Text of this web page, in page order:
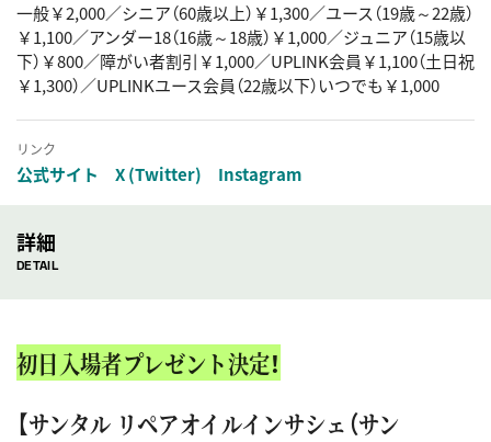
一般￥2,000／シニア（60歳以上）￥1,300／ユース（19歳～22歳）
￥1,100／アンダー18（16歳～18歳）￥1,000／ジュニア（15歳以
下）￥800／障がい者割引￥1,000／UPLINK会員￥1,100（土日祝
￥1,300）／UPLINKユース会員（22歳以下）いつでも￥1,000
リンク
公式サイト X (Twitter) Instagram
詳細
DETAIL
初日入場者プレゼント決定！
【サンタル リペアオイルインサシェ（サン